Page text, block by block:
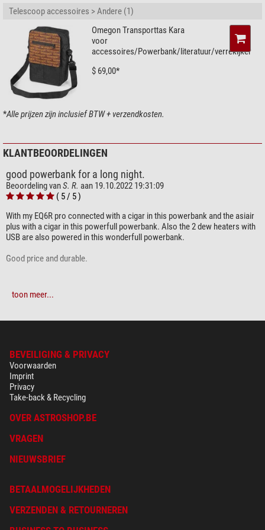
Powerbank voor de mobiele stroomvoorziening van uw telescoop
Grote capaciteit: 154Wh (48k) / 307Wh (96k)
Lithium-ijzerfosfaatbatterij - lichter en robuuster dan traditionele
loodbatterijen, betrouwbaarder dan andere Li-ionbatterijen
12V sigarettenaanstekeraansluiting (max. 13A)
Extra USB-aansluitingen (uitgang 5V)
Stroomvoorziening voor het opladen van de powerbank
Onze deskundige opmerking:
wordt niet geregeld door het batterijbeheersysteem. De spanning
Zelfs als alle vier de LED's al branden tijdens het opladen, kan het
nog even duren voordat de powerbank volledig is opgeladen.
(Benjamin Mirwald)
Telescoop accessoires > Andere (1)
Omegon Transporttas Kara
voor
accessoires/Powerbank/literatuur/verrekijker
$ 69,00*
*Alle prijzen zijn inclusief BTW + verzendkosten.
KLANTBEOORDELINGEN
good powerbank for a long night.
Beoordeling vanS. R. aan 19.10.2022 19:31:09
( 5 / 5 )
With my EQ6R pro connected with a cigar in this powerbank and the asiair
plus with a cigar in this powerfull powerbank. Also the 2 dew heaters with
USB are also powered in this wonderfull powerbank.
Good price and durable.
Stel uw eigen beoordeling samen:
Voeg nu uw beoordeling toe.
toon meer...
BEVEILIGING & PRIVACY
Voorwaarden
Imprint
Privacy
Take-back & Recycling
OVER ASTROSHOP.BE
VRAGEN
NIEUWSBRIEF
BETAALMOGELIJKHEDEN
VERZENDEN & RETOURNEREN